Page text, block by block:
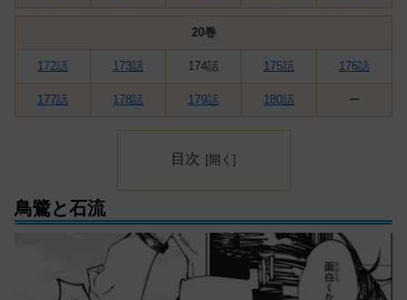
20巻
172話 173話 174話 175話 176話
177話 178話 179話 180話 ー
目次
鳥鷺と石流